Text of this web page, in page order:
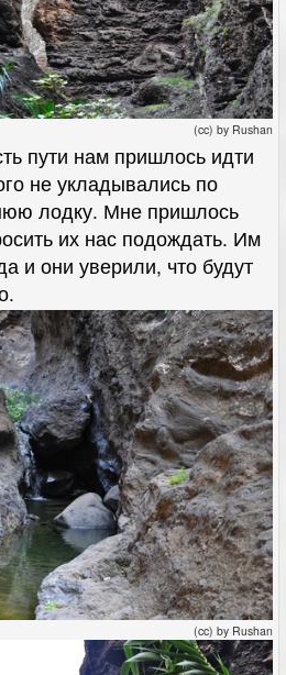
(cc) by Rushan
пути нам пришлось идти
не укладывались по
лодку. Мне пришлось
их нас подождать. Им
и они уверили, что будут
(cc) by Rushan